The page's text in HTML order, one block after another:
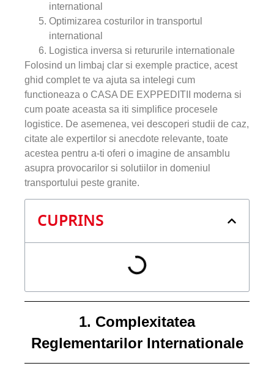
international
Optimizarea costurilor in transportul
international
Logistica inversa si retururile internationale
Folosind un limbaj clar si exemple practice, acest
ghid complet te va ajuta sa intelegi cum
functioneaza o CASA DE EXPPEDITII moderna si
cum poate aceasta sa iti simplifice procesele
logistice. De asemenea, vei descoperi studii de caz,
citate ale expertilor si anecdote relevante, toate
acestea pentru a-ti oferi o imagine de ansamblu
asupra provocarilor si solutiilor in domeniul
transportului peste granite.
CUPRINS
1. Complexitatea
Reglementarilor Internationale